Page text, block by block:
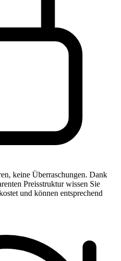
keine Überraschungen. Dank
Preisstruktur wissen Sie
und können entsprechend